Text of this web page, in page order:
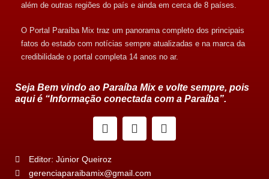
além de outras regiões do país e ainda em cerca de 8 países.
O Portal Paraíba Mix traz um panorama completo dos principais
fatos do estado com notícias sempre atualizadas e na marca da
credibilidade o portal completa 14 anos no ar.
Seja Bem vindo ao Paraíba Mix e volte sempre, pois
aqui é “Informação conectada com a Paraíba”.
Editor: Júnior Queiroz
gerenciaparaibamix@gmail.com